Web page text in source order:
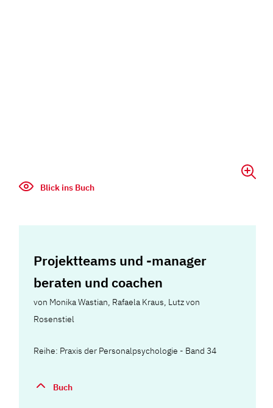
Blick ins Buch
Projektteams und -manager
beraten und coachen
von Monika Wastian, Rafaela Kraus, Lutz von
Rosenstiel
Reihe: Praxis der Personalpsychologie - Band 34
Buch